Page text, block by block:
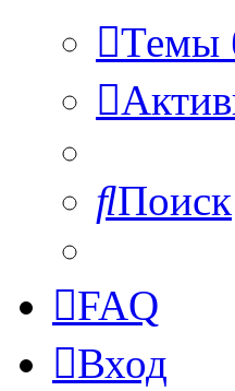
Темы
Поиск
FAQ
Вход